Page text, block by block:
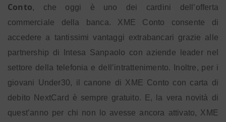
Conto, che oggi è uno dei cardini dell’offerta
commerciale della banca. XME Conto consente di
accedere a tantissimi vantaggi extrabancari grazie alle
partnership di Intesa Sanpaolo con aziende leader nel
settore della telefonia e dell’intrattenimento. Inoltre, per i
giovani Under30, il canone di XME Conto con carta di
debito NextCard è sempre gratuito. E, la vera novità di
quest’anno per chi non lo avesse ancora attivato, XME